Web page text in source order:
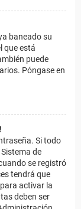
baneado su
que está
puede
Póngase en
Si todo
de
se registró
tendrá que
activar la
deben ser